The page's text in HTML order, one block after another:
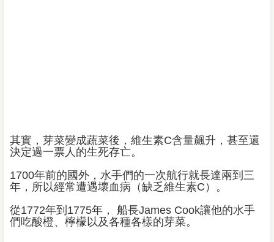
其實，芽菜變成蔬菜後，維生素C含量飆升，甚至還
決定過一票人的生死存亡。
1700年前的國外，水手們的一次航行就長達兩到三
年，所以經常遭遇壞血病（缺乏維生素C）。
從1772年到1775年， 船長James Cook讓他的水手
們吃酸橙、檸檬以及各種各樣的芽菜。